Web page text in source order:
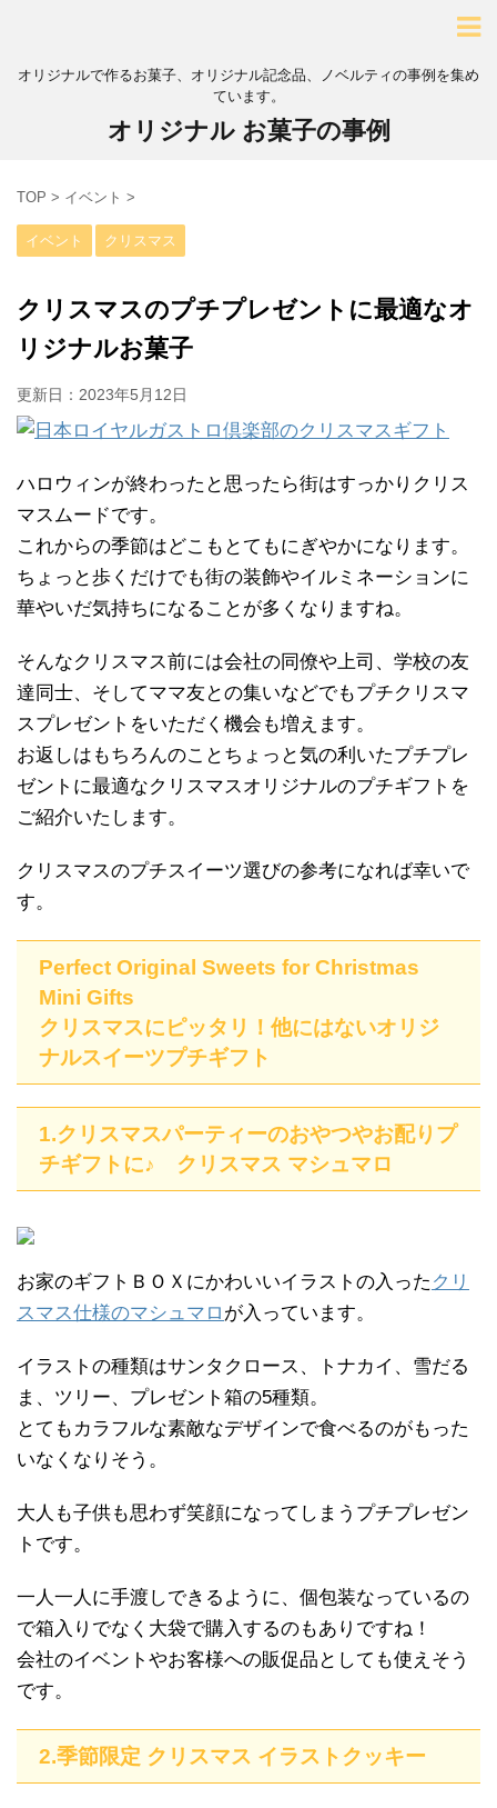
オリジナルで作るお菓子、オリジナル記念品、ノベルティの事例を集め
ています。
オリジナル お菓子の事例
TOP > イベント >
イベント クリスマス
クリスマスのプチプレゼントに最適なオ
リジナルお菓子
更新日： 2023年5月12日
ハロウィンが終わったと思ったら街はすっかりクリス
マスムードです。
これからの季節はどこもとてもにぎやかになります。
ちょっと歩くだけでも街の装飾やイルミネーションに
華やいだ気持ちになることが多くなりますね。
そんなクリスマス前には会社の同僚や上司、学校の友
達同士、そしてママ友との集いなどでもプチクリスマ
スプレゼントをいただく機会も増えます。
お返しはもちろんのことちょっと気の利いたプチプレ
ゼントに最適なクリスマスオリジナルのプチギフトを
ご紹介いたします。
クリスマスのプチスイーツ選びの参考になれば幸いで
す。
Perfect Original Sweets for Christmas
Mini Gifts
クリスマスにピッタリ！他にはないオリジ
ナルスイーツプチギフト
1.クリスマスパーティーのおやつやお配りプ
チギフトに♪ クリスマス マシュマロ
お家のギフトＢＯＸにかわいいイラストの入った クリ
スマス仕様のマシュマロ が入っています。
イラストの種類はサンタクロース、トナカイ、雪だる
ま、ツリー、プレゼント箱の5種類。
とてもカラフルな素敵なデザインで食べるのがもった
いなくなりそう。
大人も子供も思わず笑顔になってしまうプチプレゼン
トです。
一人一人に手渡しできるように、個包装なっているの
で箱入りでなく大袋で購入するのもありですね！
会社のイベントやお客様への販促品としても使えそう
です。
2.季節限定 クリスマス イラストクッキー